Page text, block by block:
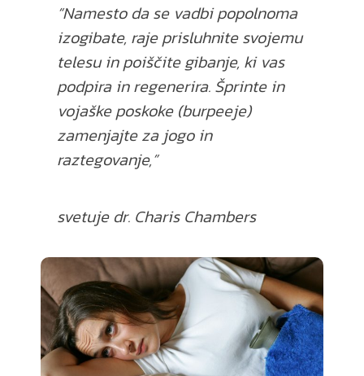
“Namesto da se vadbi popolnoma
izogibate, raje prisluhnite svojemu
telesu in poiščite gibanje, ki vas
podpira in regenerira. Šprinte in
vojaške poskoke (burpeeje)
zamenjajte za jogo in
raztegovanje,”
svetuje dr. Charis Chambers